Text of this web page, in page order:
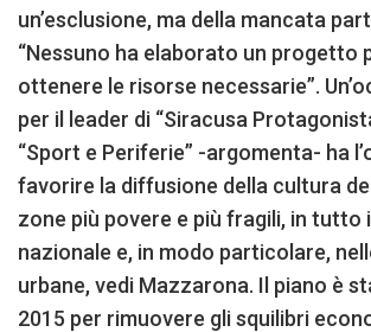
un’esclusione, ma della mancata
“Nessuno ha elaborato un progetto
ottenere le risorse necessarie”.
per il leader di “Siracusa
“Sport e Periferie” -argomenta- ha
favorire la diffusione della cultura
zone più povere e più fragili, in
nazionale e, in modo particolare,
urbane, vedi Mazzarona. Il piano è
2015 per rimuovere gli squilibri